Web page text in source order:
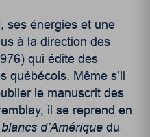
ses énergies et une
à la direction des
qui édite des
québécois. Même s’il
le manuscrit des
il se reprend en
d’Amérique du